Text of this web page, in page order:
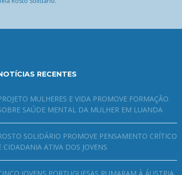
RECENTES
MULHERES E VIDA PROMOVE FORMAÇÃO
SAÚDE MENTAL DA MULHER EM LUANDA
SOLIDÁRIO PROMOVE PENSAMENTO CRÍTICO
CIDADANIA ATIVA DOS JOVENS